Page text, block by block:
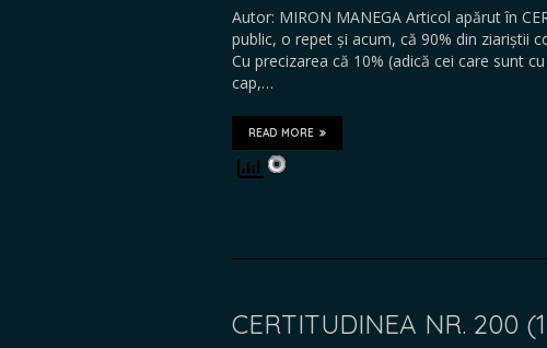
Autor: MIRON MANEGA Articol apărut în
public, o repet și acum, că 90% din ziariștii
Cu precizarea că 10% (adică cei care sunt
cap,…
READ MORE
CERTITUDINEA NR. 200